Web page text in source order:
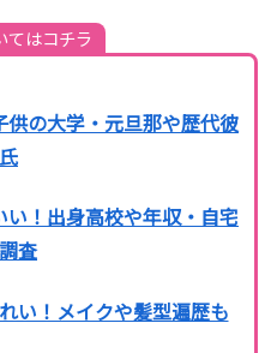
てはコチラ
の大学・元旦那や歴代彼
氏
！出身高校や年収・自宅
査
い！メイクや髪型遍歴も